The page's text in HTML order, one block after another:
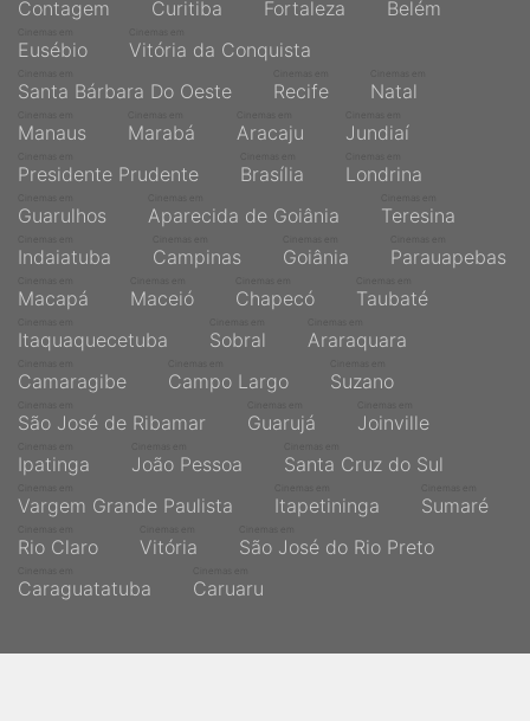
Contagem Curitiba Fortaleza Belém
Eusébio Vitória da Conquista
Santa Bárbara Do Oeste Recife Natal
Manaus Marabá Aracaju Jundiaí
Presidente Prudente Brasília Londrina
Guarulhos Aparecida de Goiânia Teresina
Indaiatuba Campinas Goiânia Parauapebas
Macapá Maceió Chapecó Taubaté
Itaquaquecetuba Sobral Araraquara
Camaragibe Campo Largo Suzano
São José de Ribamar Guarujá Joinville
Ipatinga João Pessoa Santa Cruz do Sul
Vargem Grande Paulista Itapetininga Sumaré
Rio Claro Vitória São José do Rio Preto
Caraguatatuba Caruaru